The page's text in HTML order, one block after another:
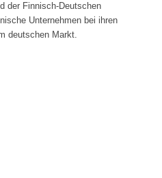
der Finnisch-Deutschen
Unternehmen bei ihren
deutschen Markt.